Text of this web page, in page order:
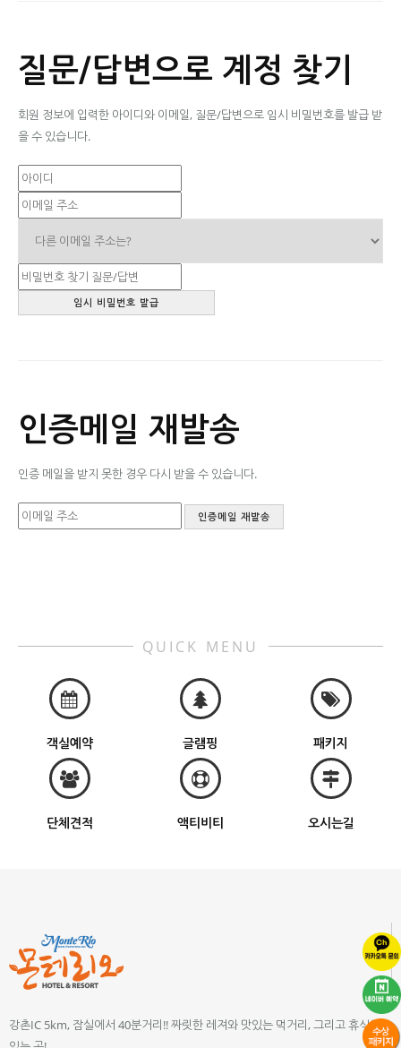
질문/답변으로 계정 찾기
회원 정보에 입력한 아이디와 이메일, 질문/답변으로 임시 비밀번호를 발급 받
을 수 있습니다.
인증메일 재발송
인증 메일을 받지 못한 경우 다시 받을 수 있습니다.
QUICK MENU
객실예약 글램핑 패키지
단체견적 액티비티 오시는길
강촌IC 5km, 잠실에서 40분거리!! 짜릿한 레져와 맛있는 먹거리, 그리고 휴식이